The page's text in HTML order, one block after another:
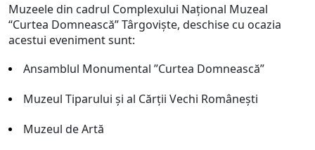
Muzeele din cadrul Complexului Naţional Muzeal
“Curtea Domnească” Târgovişte, deschise cu ocazia
acestui eveniment sunt:
Ansamblul Monumental ”Curtea Domnească”
Muzeul Tiparului şi al Cărţii Vechi Românești
Muzeul de Artă